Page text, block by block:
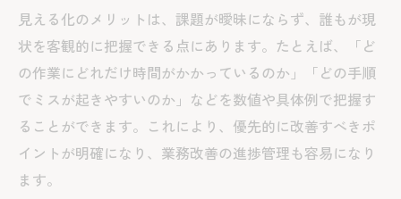
見える化のメリットは、課題が曖昧にならず、誰もが現
状を客観的に把握できる点にあります。たとえば、「ど
の作業にどれだけ時間がかかっているのか」「どの手順
でミスが起きやすいのか」などを数値や具体例で把握す
ることができます。これにより、優先的に改善すべきポ
イントが明確になり、業務改善の進捗管理も容易になり
ます。